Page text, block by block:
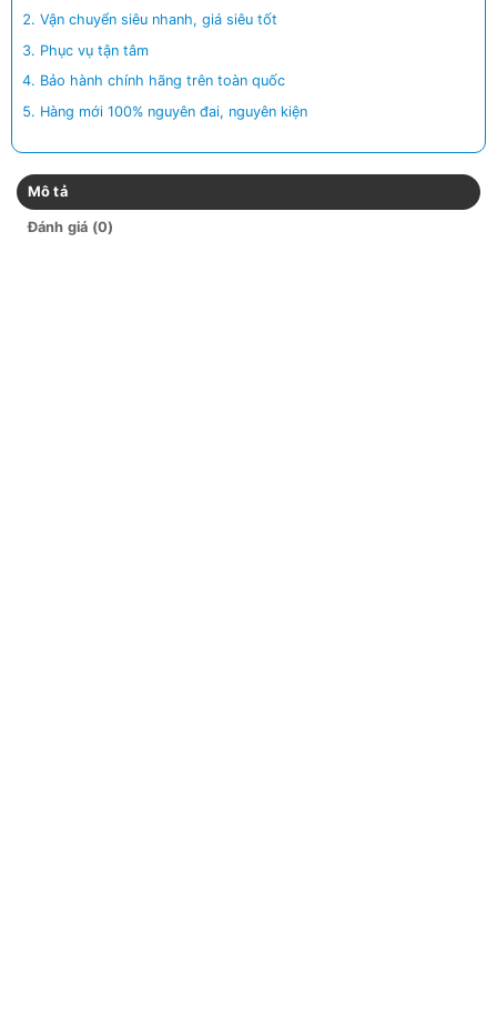
Vận chuyển siêu nhanh, giá siêu tốt
Phục vụ tận tâm
Bảo hành chính hãng trên toàn quốc
Hàng mới 100% nguyên đai, nguyên kiện
Mô tả
Đánh giá (0)